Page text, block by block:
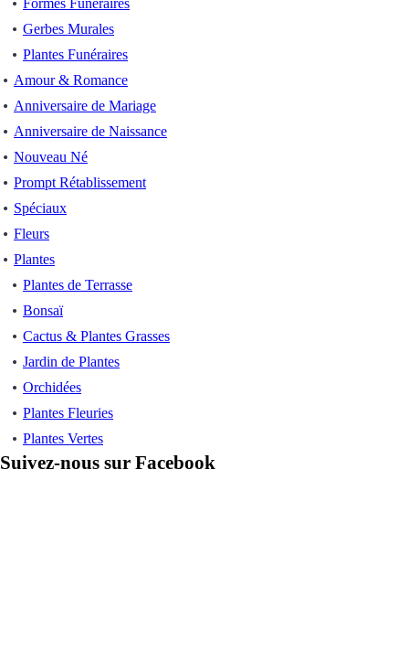
Formes Funéraires
Gerbes Murales
Plantes Funéraires
Amour & Romance
Anniversaire de Mariage
Anniversaire de Naissance
Nouveau Né
Prompt Rétablissement
Spéciaux
Fleurs
Plantes
Plantes de Terrasse
Bonsaï
Cactus & Plantes Grasses
Jardin de Plantes
Orchidées
Plantes Fleuries
Plantes Vertes
Suivez-nous sur Facebook